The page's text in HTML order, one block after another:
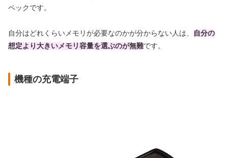
ペックです。
自分はどれくらいメモリが必要なのかが分からない人は、
自分の
想定より大きいメモリ容量を選ぶのが無難です。
機種の充電端子